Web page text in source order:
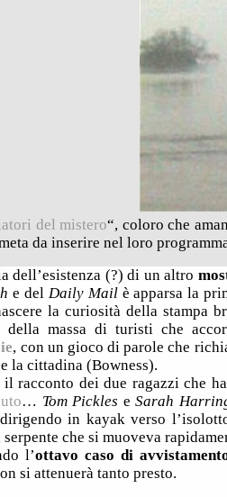
del mistero“, coloro che
da inserire nel loro
dell’esistenza (?) di un altro
e del Daily Mailè apparsa la
la curiosità della stampa
della massa di turisti che
, con un gioco di parole che
la cittadina (Bowness).
il racconto dei due ragazzi che
… Tom Pickles eSarah
in kayak verso
che si muoveva
l’ottavo caso di
si attenuerà tanto presto.